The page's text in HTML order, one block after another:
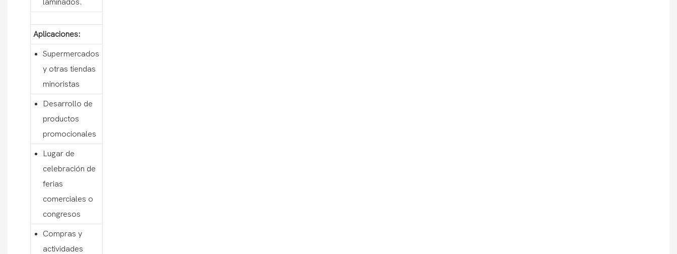
Aplicaciones:
Supermercados
y otras tiendas
minoristas
Desarrollo de
productos
promocionales
Lugar de
celebración de
ferias
comerciales o
congresos
Compras y
actividades